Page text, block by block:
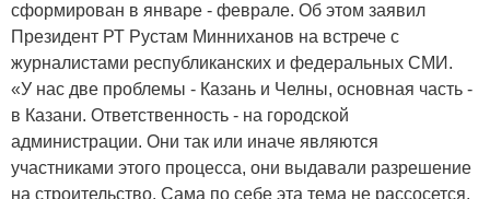
сформирован в январе - феврале. Об этом заявил
Президент РТ Рустам Минниханов на встрече с
журналистами республиканских и федеральных СМИ.
«У нас две проблемы - Казань и Челны, основная часть -
в Казани. Ответственность - на городской
администрации. Они так или иначе являются
участниками этого процесса, они выдавали разрешение
на строительство. Сама по себе эта тема не рассосется.